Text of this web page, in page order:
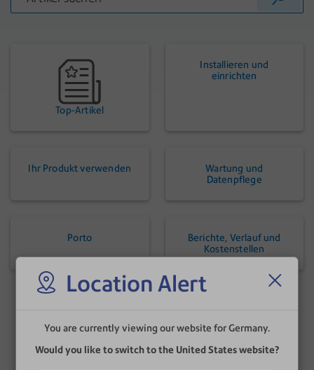
Location Alert
You are currently viewing our website for Germany.
Would you like to switch to the United States website?
Top-Artikel
Installieren und
einrichten
Ihr Produkt verwenden
Wartung und
Datenpflege
Porto
Berichte, Verlauf und
Kostenstellen